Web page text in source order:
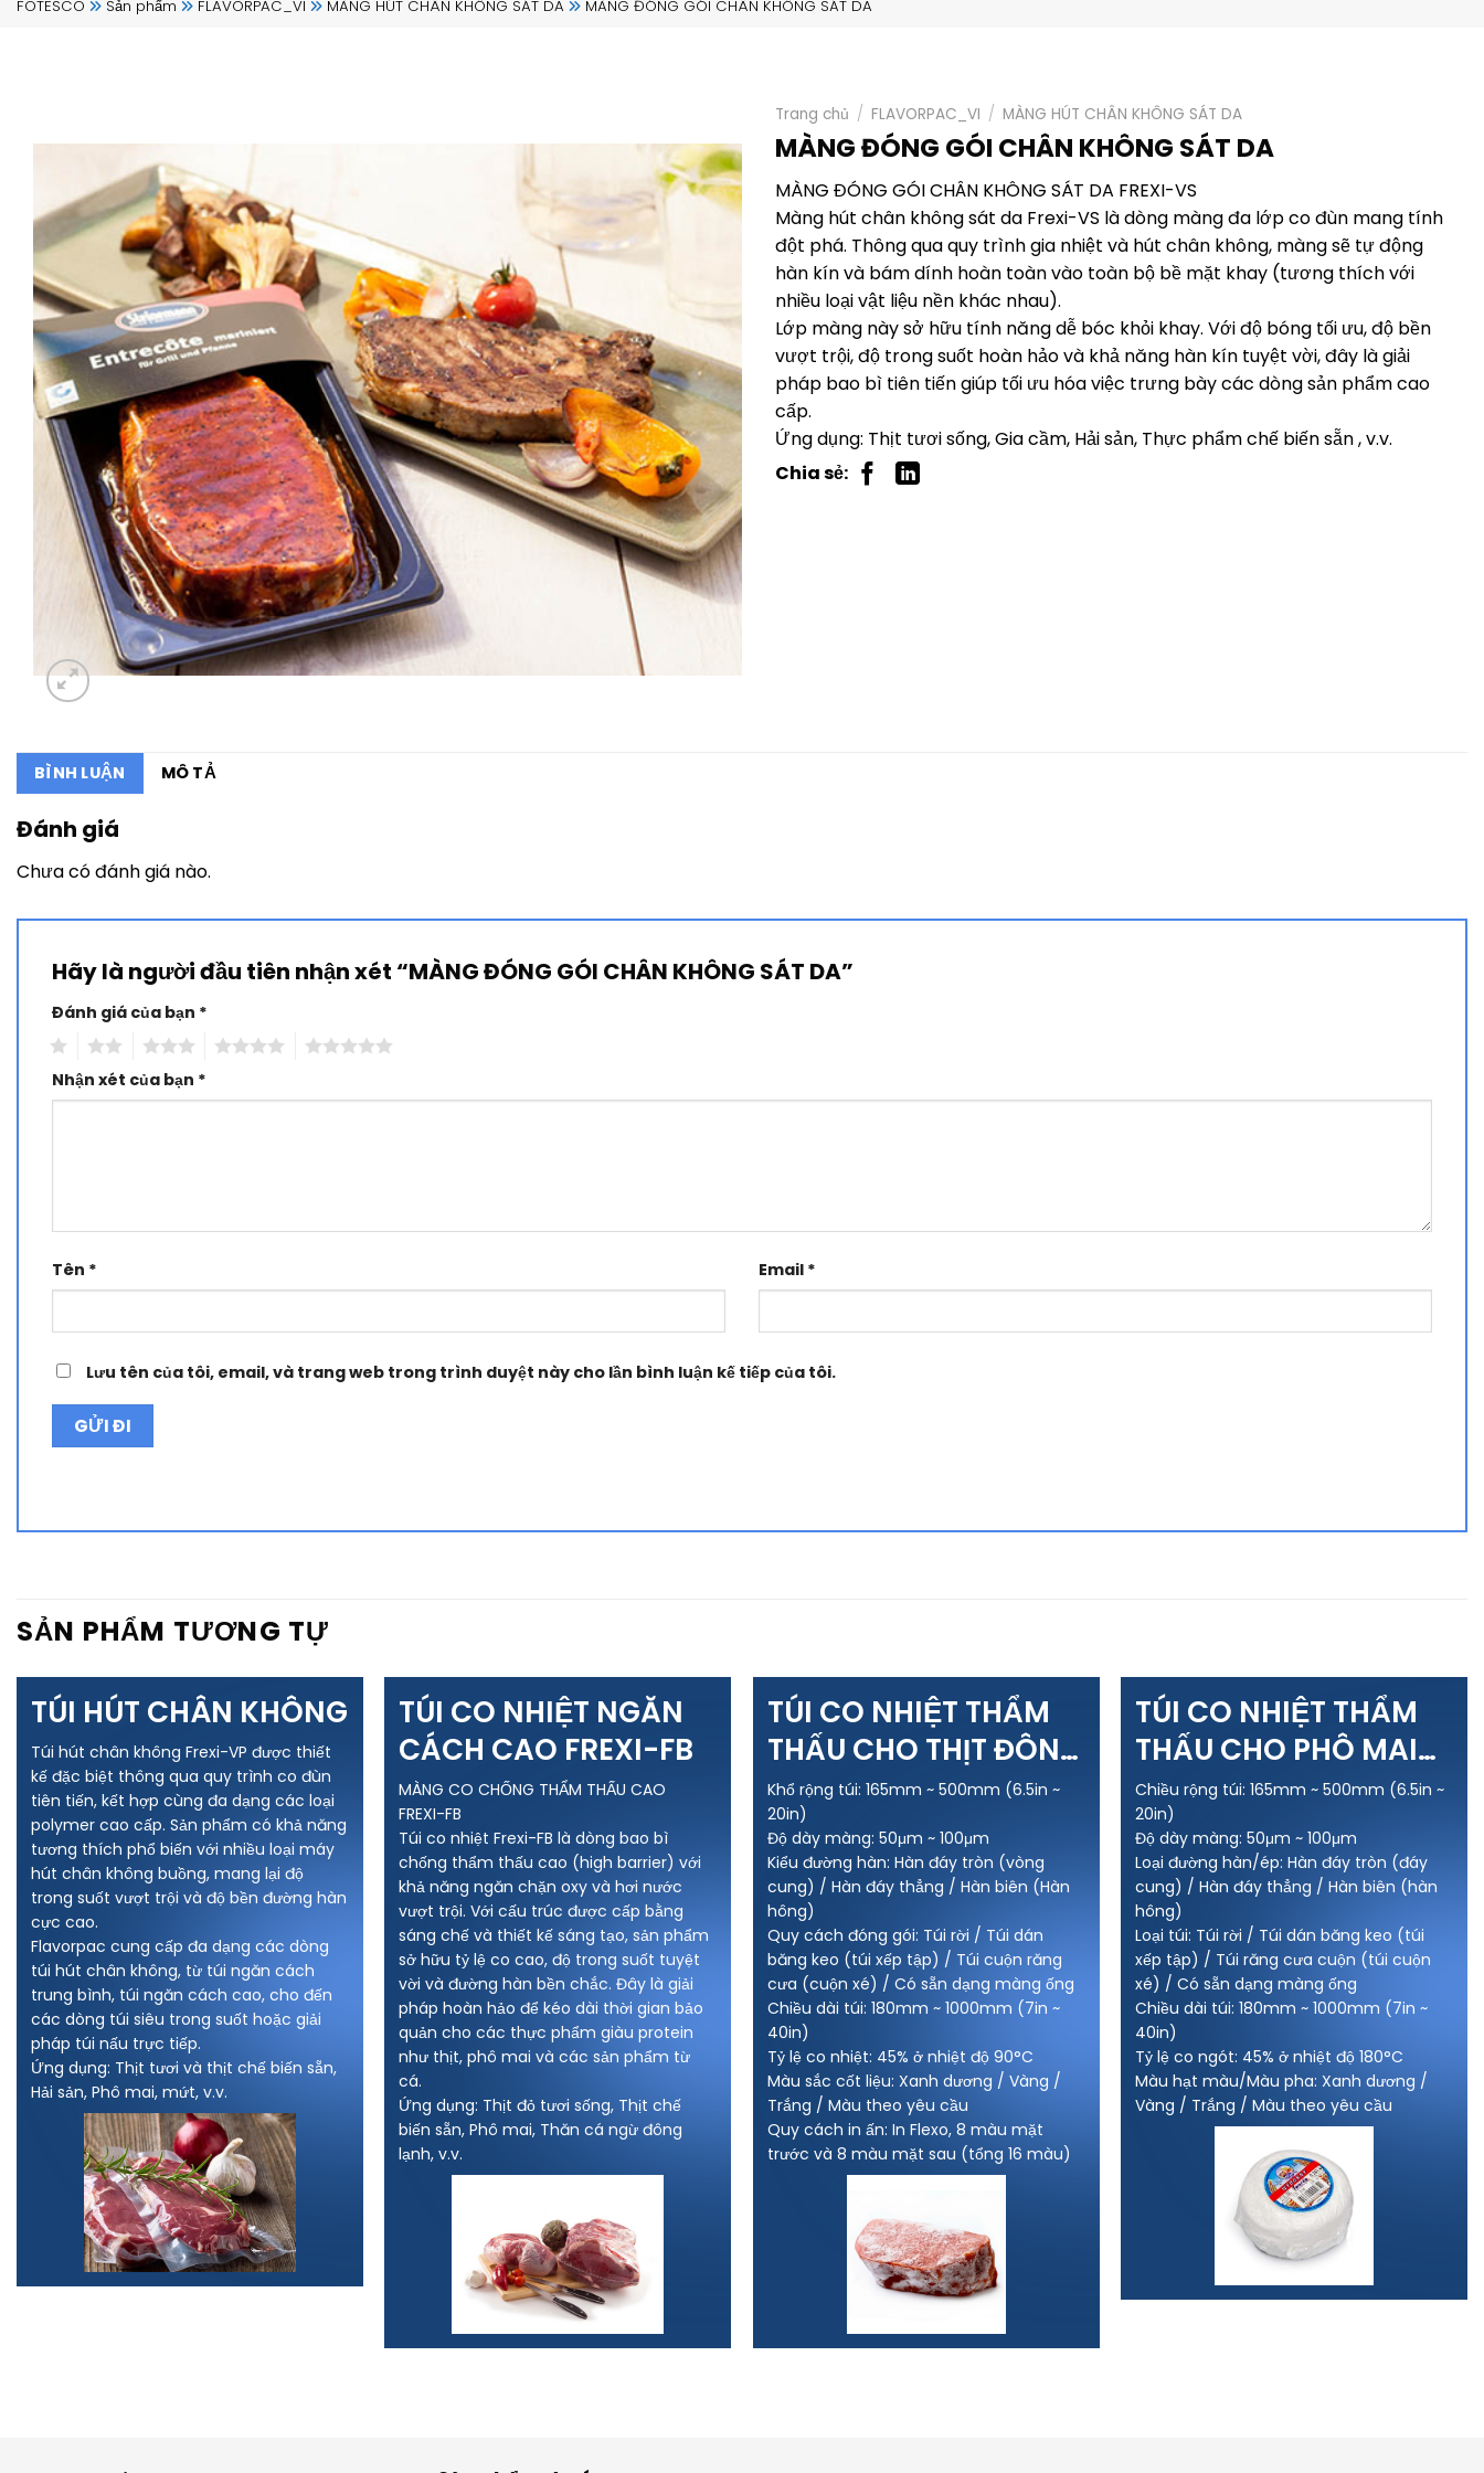
FOTESCO Sản phẩm FLAVORPAC_VI MÀNG HÚT CHÂN KHÔNG SÁT DA MÀNG ĐÓNG GÓI CHÂN KHÔNG SÁT DA
Trang chủ / FLAVORPAC_VI / MÀNG HÚT CHÂN KHÔNG SÁT DA
MÀNG ĐÓNG GÓI CHÂN KHÔNG SÁT DA
MÀNG ĐÓNG GÓI CHÂN KHÔNG SÁT DA FREXI-VS
Màng hút chân không sát da Frexi-VS là dòng màng đa lớp co đùn mang tính
đột phá. Thông qua quy trình gia nhiệt và hút chân không, màng sẽ tự động
hàn kín và bám dính hoàn toàn vào toàn bộ bề mặt khay (tương thích với
nhiều loại vật liệu nền khác nhau).
Lớp màng này sở hữu tính năng dễ bóc khỏi khay. Với độ bóng tối ưu, độ bền
vượt trội, độ trong suốt hoàn hảo và khả năng hàn kín tuyệt vời, đây là giải
pháp bao bì tiên tiến giúp tối ưu hóa việc trưng bày các dòng sản phẩm cao
cấp.
Ứng dụng: Thịt tươi sống, Gia cầm, Hải sản, Thực phẩm chế biến sẵn , v.v.
BÌNH LUẬN MÔ TẢ
Đánh giá
Chưa có đánh giá nào.
Hãy là người đầu tiên nhận xét “MÀNG ĐÓNG GÓI CHÂN KHÔNG SÁT DA”
Đánh giá của bạn *
Nhận xét của bạn *
Tên * Email *
Lưu tên của tôi, email, và trang web trong trình duyệt này cho lần bình luận kế tiếp của tôi.
Alternative:
SẢN PHẨM TƯƠNG TỰ
TÚI HÚT CHÂN KHÔNG
Túi hút chân không Frexi-VP được thiết
kế đặc biệt thông qua quy trình co đùn
tiên tiến, kết hợp cùng đa dạng các loại
polymer cao cấp. Sản phẩm có khả năng
tương thích phổ biến với nhiều loại máy
hút chân không buồng, mang lại độ
trong suốt vượt trội và độ bền đường hàn
cực cao.
Flavorpac cung cấp đa dạng các dòng
túi hút chân không, từ túi ngăn cách
trung bình, túi ngăn cách cao, cho đến
các dòng túi siêu trong suốt hoặc giải
pháp túi nấu trực tiếp.
Ứng dụng: Thịt tươi và thịt chế biến sẵn,
Hải sản, Phô mai, mứt, v.v.
TÚI CO NHIỆT NGĂN
CÁCH CAO FREXI-FB
MÀNG CO CHỐNG THẨM THẤU CAO
FREXI-FB
Túi co nhiệt Frexi-FB là dòng bao bì
chống thẩm thấu cao (high barrier) với
khả năng ngăn chặn oxy và hơi nước
vượt trội. Với cấu trúc được cấp bằng
sáng chế và thiết kế sáng tạo, sản phẩm
sở hữu tỷ lệ co cao, độ trong suốt tuyệt
vời và đường hàn bền chắc. Đây là giải
pháp hoàn hảo để kéo dài thời gian bảo
quản cho các thực phẩm giàu protein
như thịt, phô mai và các sản phẩm từ
cá.
Ứng dụng: Thịt đỏ tươi sống, Thịt chế
biến sẵn, Phô mai, Thăn cá ngừ đông
lạnh, v.v.
TÚI CO NHIỆT THẨM
THẤU CHO THỊT ĐÔNG
LẠNH
Khổ rộng túi: 165mm ~ 500mm (6.5in ~
20in)
Độ dày màng: 50μm ~ 100μm
Kiểu đường hàn: Hàn đáy tròn (vòng
cung) / Hàn đáy thẳng / Hàn biên (Hàn
hông)
Quy cách đóng gói: Túi rời / Túi dán
băng keo (túi xếp tập) / Túi cuộn răng
cưa (cuộn xé) / Có sẵn dạng màng ống
Chiều dài túi: 180mm ~ 1000mm (7in ~
40in)
Tỷ lệ co nhiệt: 45% ở nhiệt độ 90°C
Màu sắc cốt liệu: Xanh dương / Vàng /
Trắng / Màu theo yêu cầu
Quy cách in ấn: In Flexo, 8 màu mặt
trước và 8 màu mặt sau (tổng 16 màu)
TÚI CO NHIỆT THẨM
THẤU CHO PHÔ MAI
SINH KHÍ
Chiều rộng túi: 165mm ~ 500mm (6.5in ~
20in)
Độ dày màng: 50μm ~ 100μm
Loại đường hàn/ép: Hàn đáy tròn (đáy
cung) / Hàn đáy thẳng / Hàn biên (hàn
hông)
Loại túi: Túi rời / Túi dán băng keo (túi
xếp tập) / Túi răng cưa cuộn (túi cuộn
xé) / Có sẵn dạng màng ống
Chiều dài túi: 180mm ~ 1000mm (7in ~
40in)
Tỷ lệ co ngót: 45% ở nhiệt độ 180°C
Màu hạt màu/Màu pha: Xanh dương /
Vàng / Trắng / Màu theo yêu cầu